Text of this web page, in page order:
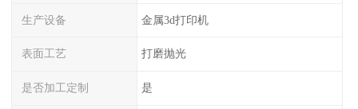
生产设备 金属3d打印机
表面工艺 打磨抛光
是否加工定制 是